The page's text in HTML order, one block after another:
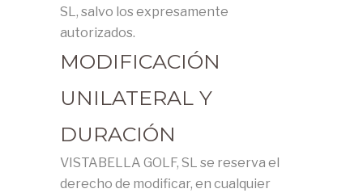
SL, salvo los expresamente
autorizados.
MODIFICACIÓN
UNILATERAL Y
DURACIÓN
VISTABELLA GOLF, SL se reserva el
derecho de modificar, en cualquier